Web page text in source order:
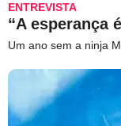
ENTREVISTA
“A esperança
Um ano sem a ninja